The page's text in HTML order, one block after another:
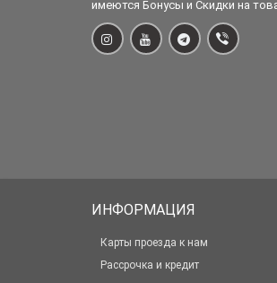
имеются Бонусы и Скидки на
ИНФОРМАЦИЯ
Карты проезда к нам
Рассрочка и кредит